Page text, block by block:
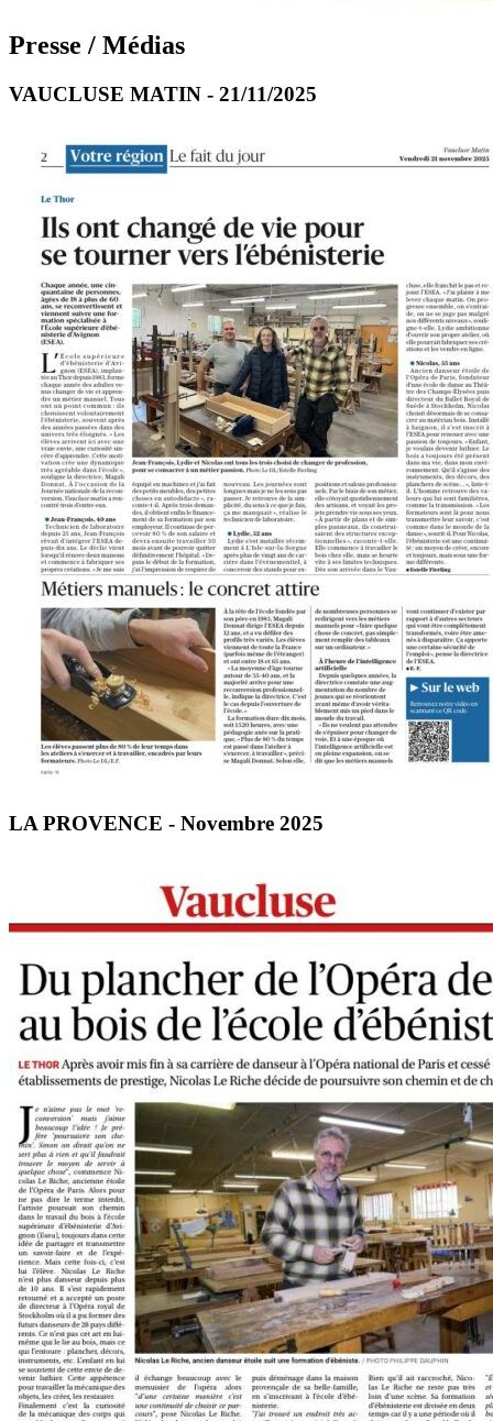
Presse / Médias
VAUCLUSE MATIN - 21/11/2025
LA PROVENCE - Novembre 2025